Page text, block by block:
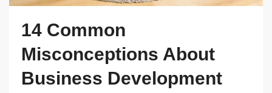
14 Common
Misconceptions About
Business Development